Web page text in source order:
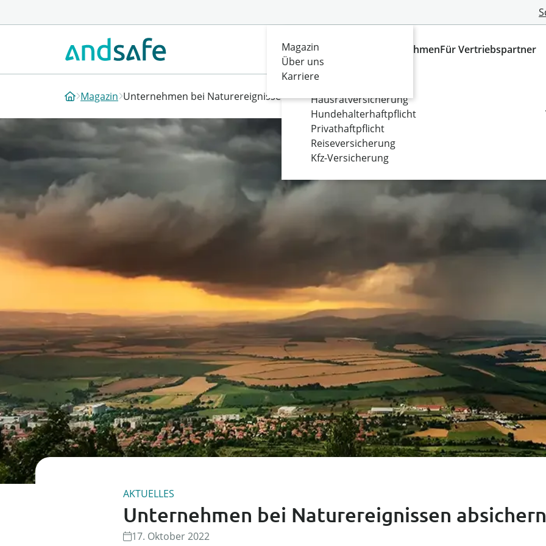
Versicherungen
Hausratversicherung
Hundehalterhaftpflicht
Privathaftpflicht
Reiseversicherung
Kfz-Versicherung
Das Unternehmen
Magazin
Über uns
Karriere
Für Vertriebspartner
Magazin Unternehmen bei Naturereignissen absichern
Unternehmen bei Naturereignissen absichern
AKTUELLES
17. Oktober 2022